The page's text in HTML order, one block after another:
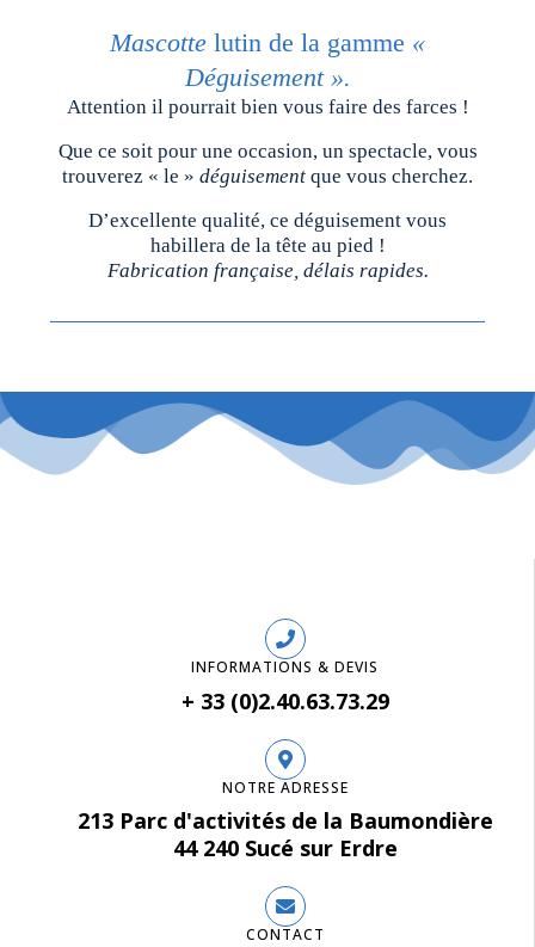
Mascotte lutin de la gamme «
Déguisement ».
Attention il pourrait bien vous faire des farces !
Que ce soit pour une occasion, un spectacle, vous
trouverez « le » déguisement que vous cherchez.
D’excellente qualité, ce déguisement vous
habillera de la tête au pied !
Fabrication française, délais rapides.
INFORMATIONS & DEVIS
+ 33 (0)2.40.63.73.29
NOTRE ADRESSE
213 Parc d'activités de la Baumondière
44 240 Sucé sur Erdre
CONTACT